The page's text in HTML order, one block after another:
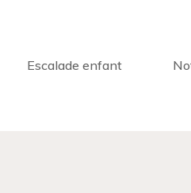
Escalade enfant